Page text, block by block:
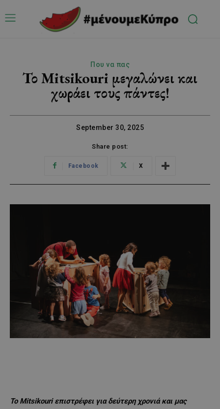
Που να πας
Το Mitsikouri μεγαλώνει και
χωράει τους πάντες!
September 30, 2025
Share post:
Facebook X
Το Mitsikouri επιστρέφει για δεύτερη χρονιά και μας